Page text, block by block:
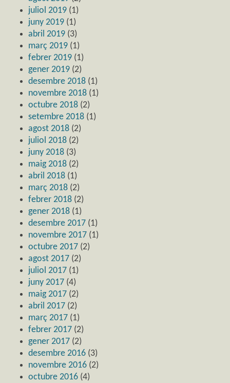
juliol 2019 (1)
juny 2019 (1)
abril 2019 (3)
març 2019 (1)
febrer 2019 (1)
gener 2019 (2)
desembre 2018 (1)
novembre 2018 (1)
octubre 2018 (2)
setembre 2018 (1)
agost 2018 (2)
juliol 2018 (2)
juny 2018 (3)
maig 2018 (2)
abril 2018 (1)
març 2018 (2)
febrer 2018 (2)
gener 2018 (1)
desembre 2017 (1)
novembre 2017 (1)
octubre 2017 (2)
agost 2017 (2)
juliol 2017 (1)
juny 2017 (4)
maig 2017 (2)
abril 2017 (2)
març 2017 (1)
febrer 2017 (2)
gener 2017 (2)
desembre 2016 (3)
novembre 2016 (2)
octubre 2016 (4)